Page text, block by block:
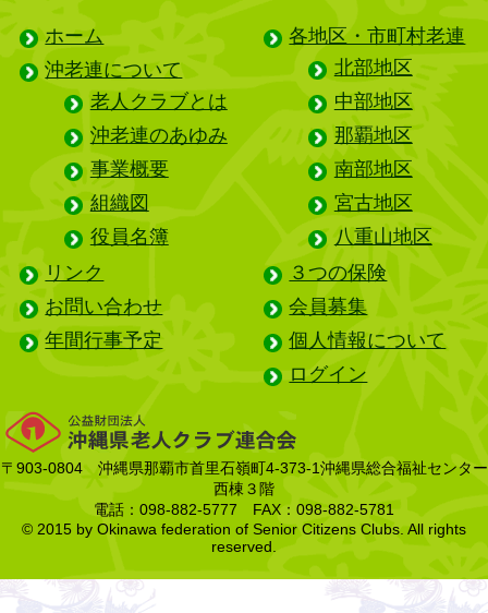
ホーム
沖老連について
老人クラブとは
沖老連のあゆみ
事業概要
組織図
役員名簿
各地区・市町村老連
北部地区
中部地区
那覇地区
南部地区
宮古地区
八重山地区
リンク
お問い合わせ
年間行事予定
３つの保険
会員募集
個人情報について
ログイン
〒903-0804 沖縄県那覇市首里石嶺町4-373-1沖縄県総合福祉センター
西棟３階
電話：098-882-5777 FAX：098-882-5781
© 2015 by Okinawa federation of Senior Citizens Clubs. All rights
reserved.